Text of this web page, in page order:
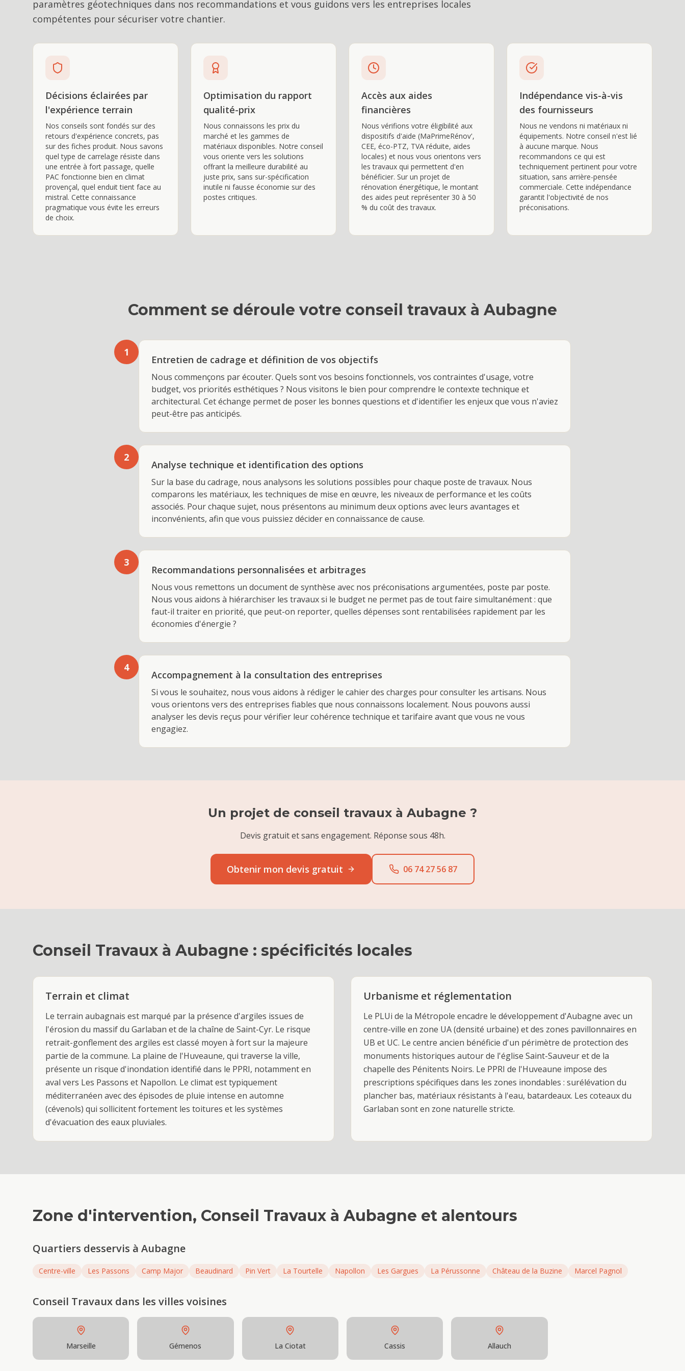
paramètres géotechniques dans nos recommandations et vous guidons vers les entreprises locales
compétentes pour sécuriser votre chantier.
Décisions éclairées par
l'expérience terrain
Nos conseils sont fondés sur des
retours d'expérience concrets, pas
sur des fiches produit. Nous savons
quel type de carrelage résiste dans
une entrée à fort passage, quelle
PAC fonctionne bien en climat
provençal, quel enduit tient face au
mistral. Cette connaissance
pragmatique vous évite les erreurs
de choix.
Optimisation du rapport
qualité-prix
Nous connaissons les prix du
marché et les gammes de
matériaux disponibles. Notre conseil
vous oriente vers les solutions
offrant la meilleure durabilité au
juste prix, sans sur-spécification
inutile ni fausse économie sur des
postes critiques.
Accès aux aides
financières
Nous vérifions votre éligibilité aux
dispositifs d'aide (MaPrimeRénov',
CEE, éco-PTZ, TVA réduite, aides
locales) et nous vous orientons vers
les travaux qui permettent d'en
bénéficier. Sur un projet de
rénovation énergétique, le montant
des aides peut représenter 30 à 50
% du coût des travaux.
Indépendance vis-à-vis
des fournisseurs
Nous ne vendons ni matériaux ni
équipements. Notre conseil n'est lié
à aucune marque. Nous
recommandons ce qui est
techniquement pertinent pour votre
situation, sans arrière-pensée
commerciale. Cette indépendance
garantit l'objectivité de nos
préconisations.
Comment se déroule votre conseil travaux à Aubagne
1
Entretien de cadrage et définition de vos objectifs
Nous commençons par écouter. Quels sont vos besoins fonctionnels, vos contraintes d'usage, votre
budget, vos priorités esthétiques ? Nous visitons le bien pour comprendre le contexte technique et
architectural. Cet échange permet de poser les bonnes questions et d'identifier les enjeux que vous n'aviez
peut-être pas anticipés.
2
Analyse technique et identification des options
Sur la base du cadrage, nous analysons les solutions possibles pour chaque poste de travaux. Nous
comparons les matériaux, les techniques de mise en œuvre, les niveaux de performance et les coûts
associés. Pour chaque sujet, nous présentons au minimum deux options avec leurs avantages et
inconvénients, afin que vous puissiez décider en connaissance de cause.
3
Recommandations personnalisées et arbitrages
Nous vous remettons un document de synthèse avec nos préconisations argumentées, poste par poste.
Nous vous aidons à hiérarchiser les travaux si le budget ne permet pas de tout faire simultanément : que
faut-il traiter en priorité, que peut-on reporter, quelles dépenses sont rentabilisées rapidement par les
économies d'énergie ?
4
Accompagnement à la consultation des entreprises
Si vous le souhaitez, nous vous aidons à rédiger le cahier des charges pour consulter les artisans. Nous
vous orientons vers des entreprises fiables que nous connaissons localement. Nous pouvons aussi
analyser les devis reçus pour vérifier leur cohérence technique et tarifaire avant que vous ne vous
engagiez.
Un projet de conseil travaux à Aubagne ?
Devis gratuit et sans engagement. Réponse sous 48h.
Obtenir mon devis gratuit 06 74 27 56 87
Conseil Travaux à Aubagne : spécificités locales
Terrain et climat
Le terrain aubagnais est marqué par la présence d'argiles issues de
l'érosion du massif du Garlaban et de la chaîne de Saint-Cyr. Le risque
retrait-gonflement des argiles est classé moyen à fort sur la majeure
partie de la commune. La plaine de l'Huveaune, qui traverse la ville,
présente un risque d'inondation identifié dans le PPRI, notamment en
aval vers Les Passons et Napollon. Le climat est typiquement
méditerranéen avec des épisodes de pluie intense en automne
(cévenols) qui sollicitent fortement les toitures et les systèmes
d'évacuation des eaux pluviales.
Urbanisme et réglementation
Le PLUi de la Métropole encadre le développement d'Aubagne avec un
centre-ville en zone UA (densité urbaine) et des zones pavillonnaires en
UB et UC. Le centre ancien bénéficie d'un périmètre de protection des
monuments historiques autour de l'église Saint-Sauveur et de la
chapelle des Pénitents Noirs. Le PPRI de l'Huveaune impose des
prescriptions spécifiques dans les zones inondables : surélévation du
plancher bas, matériaux résistants à l'eau, batardeaux. Les coteaux du
Garlaban sont en zone naturelle stricte.
Zone d'intervention, Conseil Travaux à Aubagne et alentours
Quartiers desservis à Aubagne
Centre-ville Les Passons Camp Major Beaudinard Pin Vert La Tourtelle Napollon Les Gargues La Pérussonne Château de la Buzine Marcel Pagnol
Conseil Travaux dans les villes voisines
Marseille Gémenos La Ciotat Cassis Allauch